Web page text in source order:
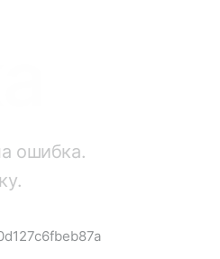
ошибка.